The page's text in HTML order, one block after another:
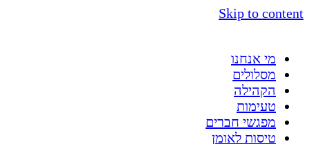
Skip to content
מי אנחנו
מסלולים
הקהילה
טעימות
מפגשי חברים
טיסות לאומן